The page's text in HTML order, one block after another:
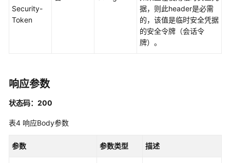
标
用
程
序
理
Security-
Token
据，则此header是必需
的，该值是临时安全凭据
的安全令牌（会话令
牌）。
响应参数
状态码：200
表4 响应Body参数
参数 参数类型 描述